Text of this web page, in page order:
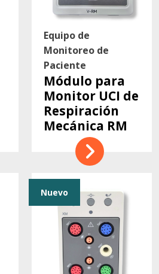
Equipo de
Monitoreo de
Paciente
Módulo para
Monitor UCI de
Respiración
Mecánica RM
Nuevo